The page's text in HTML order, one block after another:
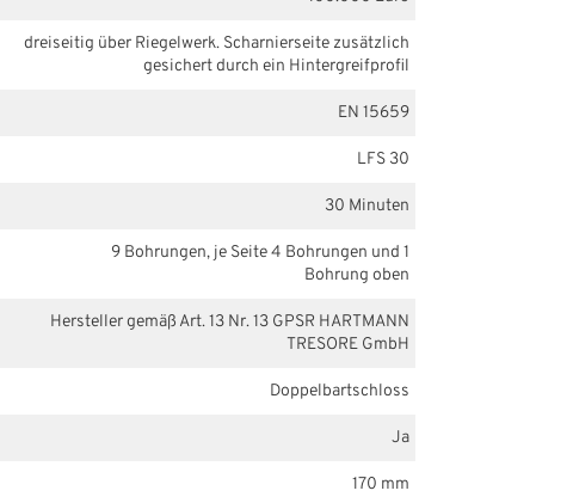
dreiseitig über Riegelwerk. Scharnierseite zusätzlich
gesichert durch ein Hintergreifprofil
EN 15659
LFS 30
30 Minuten
9 Bohrungen, je Seite 4 Bohrungen und 1
Bohrung oben
Hersteller gemäß Art. 13 Nr. 13 GPSR HARTMANN
TRESORE GmbH
Doppelbartschloss
Ja
170 mm